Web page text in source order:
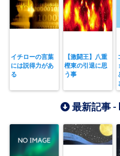
イチローの言葉
には説得力があ
る
【激闘王】八重
樫東の引退に思
う事
最新記事 -